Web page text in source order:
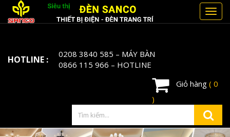
HOTLINE : 0208 3840 585 – MÁY BÀN
0866 115 966 – HOTLINE
Giỏ hàng ( 0
)